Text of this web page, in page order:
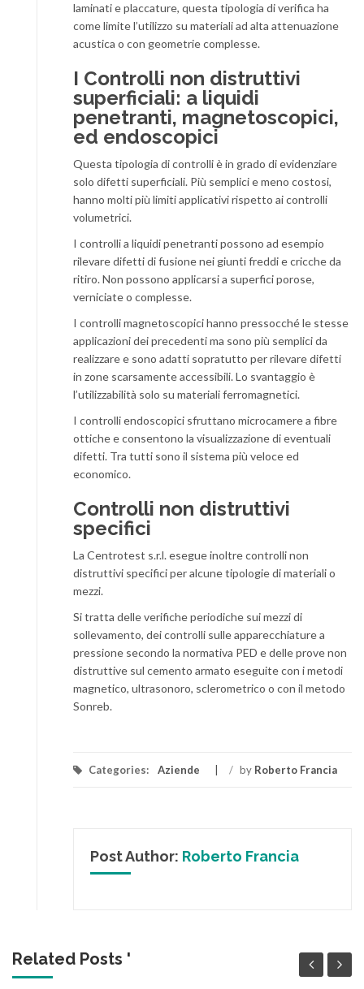
laminati e placcature, questa tipologia di verifica ha
come limite l’utilizzo su materiali ad alta attenuazione
acustica o con geometrie complesse.
I Controlli non distruttivi
superficiali: a liquidi
penetranti, magnetoscopici,
ed endoscopici
Questa tipologia di controlli è in grado di evidenziare
solo difetti superficiali. Più semplici e meno costosi,
hanno molti più limiti applicativi rispetto ai controlli
volumetrici.
I controlli a liquidi penetranti possono ad esempio
rilevare difetti di fusione nei giunti freddi e cricche da
ritiro. Non possono applicarsi a superfici porose,
verniciate o complesse.
I controlli magnetoscopici hanno pressocché le stesse
applicazioni dei precedenti ma sono più semplici da
realizzare e sono adatti sopratutto per rilevare difetti
in zone scarsamente accessibili. Lo svantaggio è
l’utilizzabilità solo su materiali ferromagnetici.
I controlli endoscopici sfruttano microcamere a fibre
ottiche e consentono la visualizzazione di eventuali
difetti. Tra tutti sono il sistema più veloce ed
economico.
Controlli non distruttivi
specifici
La Centrotest s.r.l. esegue inoltre controlli non
distruttivi specifici per alcune tipologie di materiali o
mezzi.
Si tratta delle verifiche periodiche sui mezzi di
sollevamento, dei controlli sulle apparecchiature a
pressione secondo la normativa PED e delle prove non
distruttive sul cemento armato eseguite con i metodi
magnetico, ultrasonoro, sclerometrico o con il metodo
Sonreb.
Categories: Aziende / by Roberto Francia
Post Author: Roberto Francia
Related Posts '